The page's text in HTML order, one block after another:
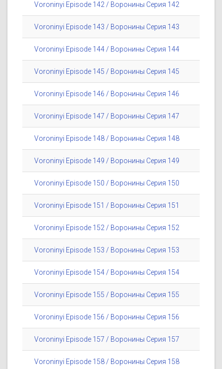
Voroninyi Episode 142 / Воронины Серия 142
Voroninyi Episode 143 / Воронины Серия 143
Voroninyi Episode 144 / Воронины Серия 144
Voroninyi Episode 145 / Воронины Серия 145
Voroninyi Episode 146 / Воронины Серия 146
Voroninyi Episode 147 / Воронины Серия 147
Voroninyi Episode 148 / Воронины Серия 148
Voroninyi Episode 149 / Воронины Серия 149
Voroninyi Episode 150 / Воронины Серия 150
Voroninyi Episode 151 / Воронины Серия 151
Voroninyi Episode 152 / Воронины Серия 152
Voroninyi Episode 153 / Воронины Серия 153
Voroninyi Episode 154 / Воронины Серия 154
Voroninyi Episode 155 / Воронины Серия 155
Voroninyi Episode 156 / Воронины Серия 156
Voroninyi Episode 157 / Воронины Серия 157
Voroninyi Episode 158 / Воронины Серия 158